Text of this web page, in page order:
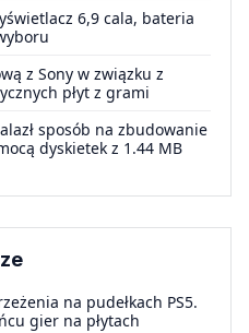
6,9 cala, bateria
z Sony w związku z
płyt z grami
sposób na zbudowanie
dyskietek z 1.44 MB
na pudełkach PS5.
gier na płytach